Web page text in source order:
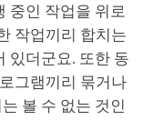
중인 작업을 위로
작업끼리 합치는
있더군요. 또한 동
그램끼리 묶거나
볼 수 없는 것인